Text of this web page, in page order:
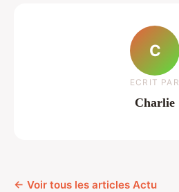
C
ECRIT PAR
Charlie
← Voir tous les articles Actu